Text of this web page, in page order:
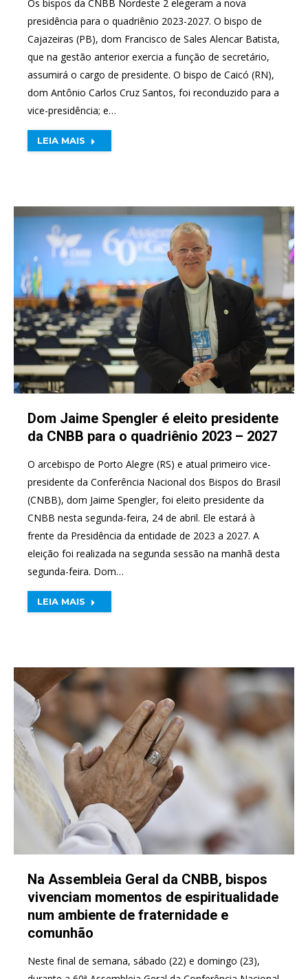
Os bispos da CNBB Nordeste 2 elegeram a nova
presidência para o quadriênio 2023-2027. O bispo de
Cajazeiras (PB), dom Francisco de Sales Alencar Batista,
que na gestão anterior exercia a função de secretário,
assumirá o cargo de presidente. O bispo de Caicó (RN),
dom Antônio Carlos Cruz Santos, foi reconduzido para a
vice-presidência; e…
LEIA MAIS
Dom Jaime Spengler é eleito presidente
da CNBB para o quadriênio 2023 – 2027
O arcebispo de Porto Alegre (RS) e atual primeiro vice-
presidente da Conferência Nacional dos Bispos do Brasil
(CNBB), dom Jaime Spengler, foi eleito presidente da
CNBB nesta segunda-feira, 24 de abril. Ele estará à
frente da Presidência da entidade de 2023 a 2027. A
eleição foi realizada na segunda sessão na manhã desta
segunda-feira. Dom…
LEIA MAIS
Na Assembleia Geral da CNBB, bispos
vivenciam momentos de espiritualidade
num ambiente de fraternidade e
comunhão
Neste final de semana, sábado (22) e domingo (23),